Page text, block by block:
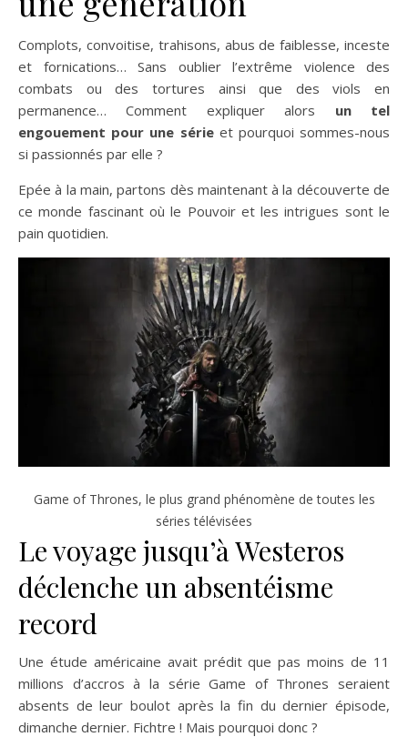
Complots, convoitise, trahisons, abus de faiblesse, inceste
et fornications… Sans oublier l’extrême violence des
combats ou des tortures ainsi que des viols en
permanence… Comment expliquer alors un tel
engouement pour une sérieet pourquoi sommes-nous
si passionnés par elle ?
Epée à la main, partons dès maintenant à la découverte de
ce monde fascinant où le Pouvoir et les intrigues sont le
pain quotidien.
Game of Thrones, le plus grand phénomène de toutes les
séries télévisées
Le voyage jusqu’à Westeros
déclenche un absentéisme
record
Une étude américaine avait prédit que pas moins de 11
millions d’accros à la série Game of Thrones seraient
absents de leur boulot après la fin du dernier épisode,
dimanche dernier. Fichtre ! Mais pourquoi donc ?